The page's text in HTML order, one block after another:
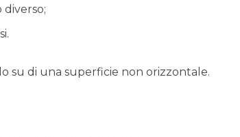
su di una superficie non orizzontale.